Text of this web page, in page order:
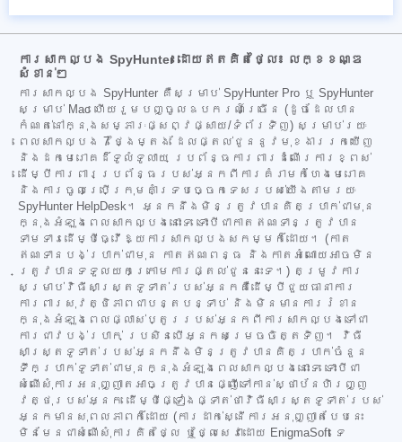
ការសាកល្បង SpyHunter ដោយឥតគិតថ្លៃ៖ លក្ខខណ្ឌ
សំខាន់ៗ
ការសាកល្បង SpyHunter គឺសម្រាប់ SpyHunter Pro ឬ SpyHunter
សម្រាប់ Mac ហើយរួមបញ្ចូលឧបករណ៍ច្រើន (ដូចដែលបាន
កំណត់នៅក្នុងសម្ភារៈផ្សព្វផ្សាយ/ទំព័រទិញ) សម្រាប់រយៈ
ពេលសាកល្បង 7 ថ្ងៃម្តង ដែលផ្តល់ជូននូវមុខងាររកឃើញ
និងដកមេរោគដ៏ទូលំទូលាយ ប្រព័ន្ធការពារដំណើរការខ្ពស់
ដើម្បីការពារប្រព័ន្ធរបស់អ្នកពីការគំរាមកំហែងមេរោគ
និងការចូលប្រើក្រុមគាំទ្របច្ចេកទេសរបស់យើងតាមរយៈ
SpyHunter HelpDesk។ អ្នកនឹងមិនត្រូវបានគិតប្រាក់ជាមុន
ក្នុងអំឡុងពេលសាកល្បងនោះទេ ទោះបីជាកាតឥណទានត្រូវបាន
ទាមទារដើម្បីធ្វើឱ្យការសាកល្បងសកម្មក៏ដោយ។ (កាត
ឥណទានបង់ប្រាក់ជាមុន កាតឥណពន្ធ និងកាតអំណោយអាចមិន
ត្រូវបានទទួលយកក្រោមការផ្តល់ជូននេះទេ។) តម្រូវការ
សម្រាប់វិធីសាស្ត្រទូទាត់របស់អ្នកគឺដើម្បីជួយធានាការ
ការពារសុវត្ថិភាពជាបន្តបន្ទាប់ និងមិនមានការរំខាន
ក្នុងអំឡុងពេលផ្លាស់ប្តូររបស់អ្នកពីការសាកល្បងទៅជា
ការជាវបង់ប្រាក់ ប្រសិនបើអ្នកសម្រេចចិត្តទិញ។ វិធី
សាស្ត្រទូទាត់របស់អ្នកនឹងមិនត្រូវបានគិតប្រាក់ចំនួន
ទឹកប្រាក់ទូទាត់ជាមុនក្នុងអំឡុងពេលសាកល្បងនោះទេ ទោះបីជា
សំណើសុំការអនុញ្ញាតអាចត្រូវបានផ្ញើទៅកាន់ស្ថាប័នហិរញ្ញ
វត្ថុរបស់អ្នក ដើម្បីផ្ទៀងផ្ទាត់ថាវិធីសាស្ត្រទូទាត់របស់
អ្នកមានសុពលភាពក៏ដោយ (ការដាក់ស្នើការអនុញ្ញាតបែបនេះ
មិនមែនជាសំណើសុំការគិតថ្លៃ ឬថ្លៃសេវាដោយ EnigmaSoft ទេ